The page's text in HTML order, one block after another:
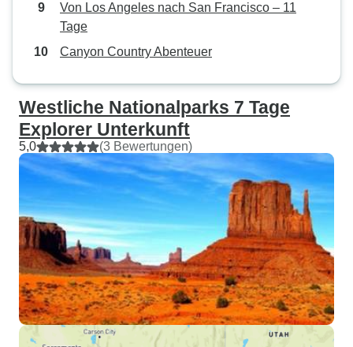
Von Los Angeles nach San Francisco – 11
Tage
Canyon Country Abenteuer
Westliche Nationalparks 7 Tage
Explorer Unterkunft
5,0 (3 Bewertungen)